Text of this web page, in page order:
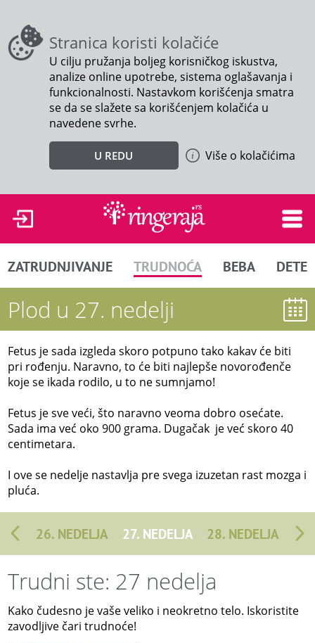
Stranica koristi kolačiće
U cilju pružanja boljeg korisničkog iskustva,
analize online upotrebe, sistema oglašavanja i
funkcionalnosti. Nastavkom korišćenja smatra
se da se slažete sa korišćenjem kolačića u
navedene svrhe.
U REDU Više o kolačićima
ZATRUDNJIVANJE TRUDNOĆA BEBA DETE
Plod u 27. nedelji
Fetus je sada izgleda skoro potpuno tako kakav će biti
pri rođenju. Naravno, to će biti najlepše novorođenče
koje se ikada rodilo, u to ne sumnjamo!
Fetus je sve veći, što naravno veoma dobro osećate.
Sada ima već oko 900 grama. Dugačak je već skoro 40
centimetara.
I ove se nedelje nastavlja pre svega izuzetan rast mozga i
pluća.
26. NEDELJA 27. NEDELJA 28. NEDELJA
Trudni ste: 27 nedelja
Kako čudesno je vaše veliko i neokretno telo. Iskoristite
zavodljive čari trudnoće!